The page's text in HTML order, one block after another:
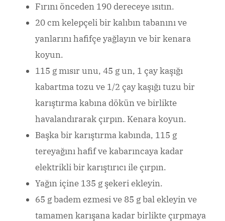
Fırını önceden 190 dereceye ısıtın.
20 cm kelepçeli bir kalıbın tabanını ve
yanlarını hafifçe yağlayın ve bir kenara
koyun.
115 g mısır unu, 45 g un, 1 çay kaşığı
kabartma tozu ve 1/2 çay kaşığı tuzu bir
karıştırma kabına dökün ve birlikte
havalandırarak çırpın. Kenara koyun.
Başka bir karıştırma kabında, 115 g
tereyağını hafif ve kabarıncaya kadar
elektrikli bir karıştırıcı ile çırpın.
Yağın içine 135 g şekeri ekleyin.
65 g badem ezmesi ve 85 g bal ekleyin ve
tamamen karışana kadar birlikte çırpmaya